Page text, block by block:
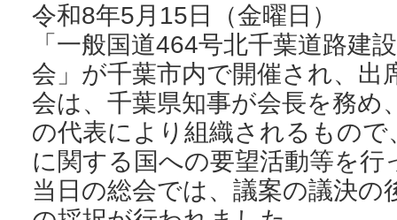
令和8年5月15日（金曜日）
「一般国道464号北千葉道路建
会」が千葉市内で開催され、出
会は、千葉県知事が会長を務め
の代表により組織されるもので
に関する国への要望活動等を行
当日の総会では、議案の議決の